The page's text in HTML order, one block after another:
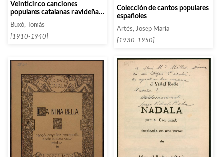
Veinticinco canciones
populares catalanas navideñas.
Cuaderno 4
Buxó, Tomàs
[1910-1940]
Colección de cantos populares
españoles
Artés, Josep Maria
[1930-1950]